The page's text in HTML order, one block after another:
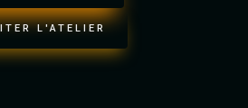
L'ATELIER